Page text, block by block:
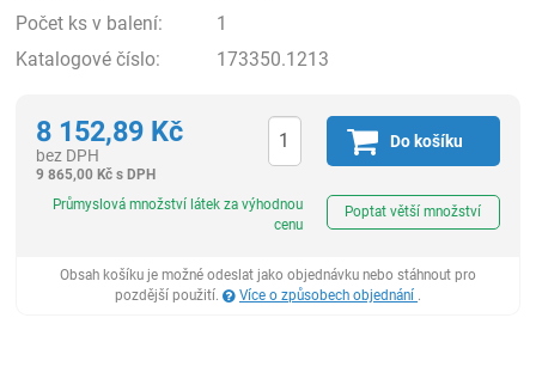
Počet ks v balení:
1
Katalogové číslo:
173350.1213
8 152,89 Kč
bez DPH
9 865,00Kč s DPH
Do košíku
Průmyslová množství látek za výhodnou
cenu
Poptat větší množství
Obsah košíku je možné odeslat jako objednávku nebo stáhnout pro
pozdější použití.
Více o způsobech objednání .